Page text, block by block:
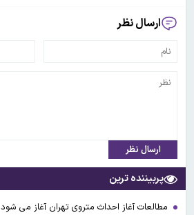
ارسال نظر
ارسال نظر
پربیننده ترین
مطالعات آغاز احداث متروی تهران آغاز می شود